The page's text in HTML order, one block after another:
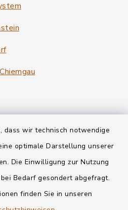
dass wir technisch notwendige
optimale Darstellung unserer
Die Einwilligung zur Nutzung
Bedarf gesondert abgefragt.
finden Sie in unseren
Kontakt